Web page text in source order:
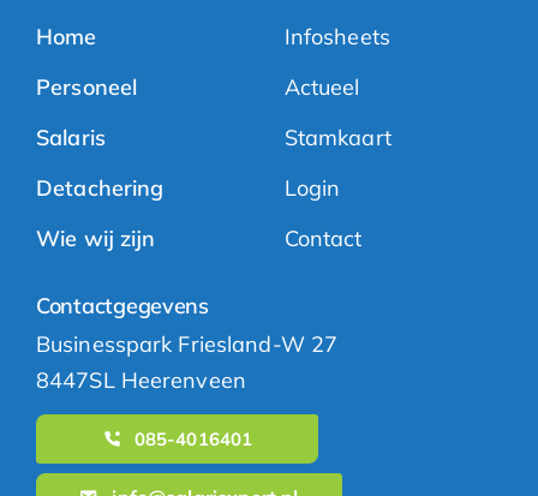
Home
Personeel
Salaris
Detachering
Wie wij zijn
Infosheets
Actueel
Stamkaart
Login
Contact
Contactgegevens
Businesspark Friesland-W 27
8447SL Heerenveen
085-4016401